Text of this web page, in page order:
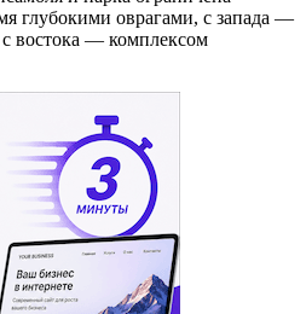
глубокими оврагами, с запада —
востока — комплексом